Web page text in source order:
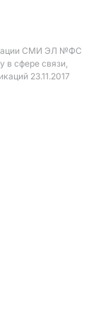
СМИ ЭЛ №ФС
в сфере связи,
23.11.2017